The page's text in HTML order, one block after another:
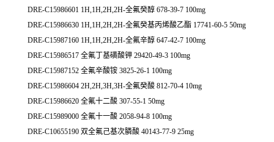
DRE-C15986601 1H,1H,2H,2H-全氟癸醇 678-39-7 100mg
DRE-C15986630 1H,1H,2H,2H-全氟癸基丙烯酸乙酯 17741-60-5 50mg
DRE-C15987160 1H,1H,2H,2H-全氟辛醇 647-42-7 100mg
DRE-C15986517 全氟丁基磺酸钾 29420-49-3 100mg
DRE-C15987152 全氟辛酸铵 3825-26-1 100mg
DRE-C15986604 2H,2H,3H,3H-全氟癸酸 812-70-4 10mg
DRE-C15986620 全氟十二酸 307-55-1 50mg
DRE-C15989000 全氟十一酸 2058-94-8 100mg
DRE-C10655190 双全氟己基次膦酸 40143-77-9 25mg